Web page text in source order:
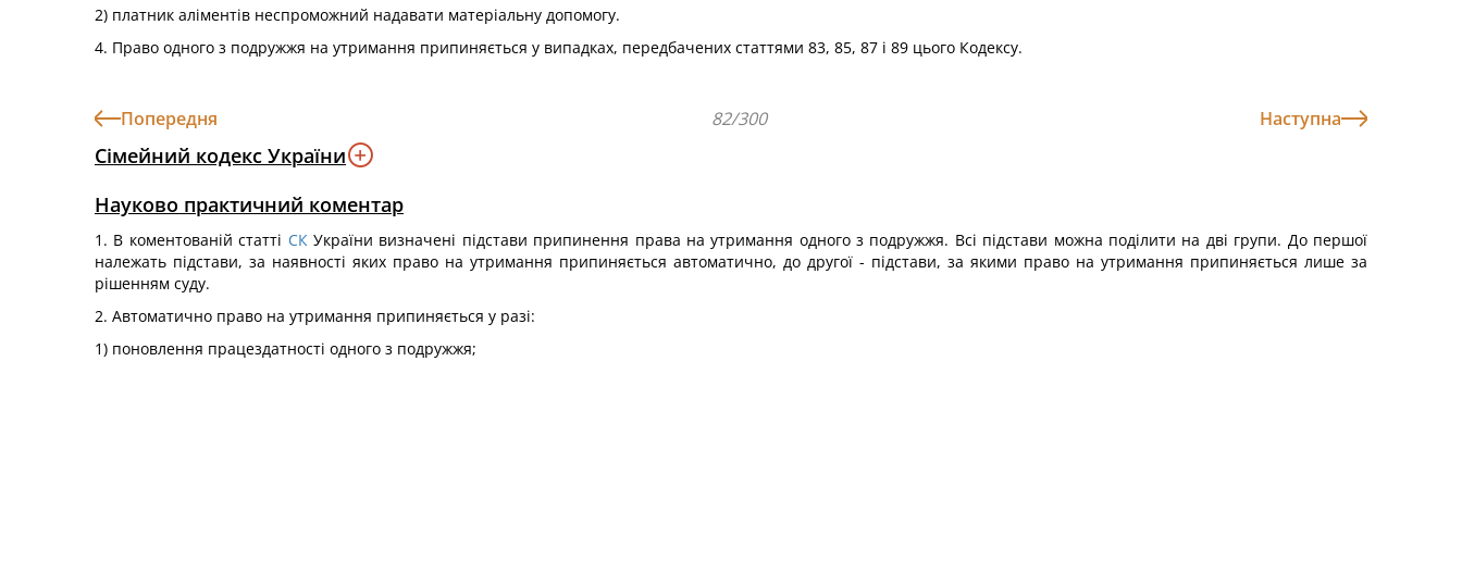
2) платник аліментів неспроможний надавати матеріальну допомогу.
4. Право одного з подружжя на утримання припиняється у випадках, передбачених статтями 83, 85, 87 і 89 цього Кодексу.
Попередня 82/300 Наступна
Сімейний кодекс України
Науково практичний коментар
1. В коментованій статті СКУкраїни визначені підстави припинення права на утримання одного з подружжя. Всі підстави можна поділити на дві групи. До першої
належать підстави, за наявності яких право на утримання припиняється автоматично, до другої - підстави, за якими право на утримання припиняється лише за
рішенням суду.
2. Автоматично право на утримання припиняється у разі:
1) поновлення працездатності одного з подружжя;